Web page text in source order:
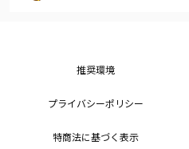
推奨環境
プライバシーポリシー
特商法に基づく表示